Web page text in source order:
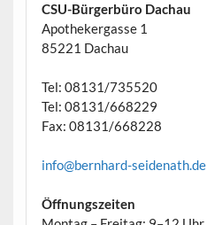
CSU-Bürgerbüro Dachau
Apothekergasse 1
85221 Dachau
Tel: 08131/735520
Tel: 08131/668229
Fax: 08131/668228
info@bernhard-seidenath.de
Öffnungszeiten